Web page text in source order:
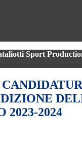
Sport
2023-2024